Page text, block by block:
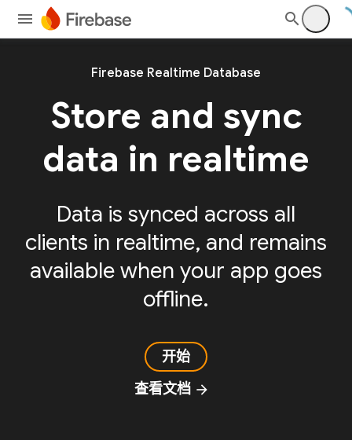
Firebase Realtime Database
Store and sync
data in realtime
Data is synced across all
clients in realtime, and remains
available when your app goes
offline.
开始
查看文档 arrow_forward